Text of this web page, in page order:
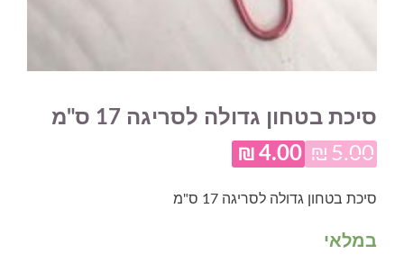
סיכת בטחון גדולה לסריגה 17 ס"מ
₪ 5.00
המחיר
המקורי
₪ 4.00
סיכת בטחון גדולה לסריגה 17 ס"מ
במלאי